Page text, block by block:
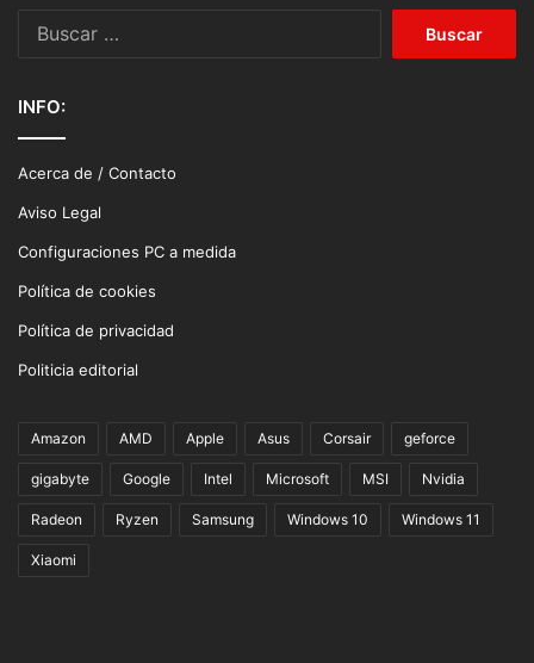
INFO:
Acerca de / Contacto
Aviso Legal
Configuraciones PC a medida
Política de cookies
Política de privacidad
Politicia editorial
Amazon AMD Apple Asus Corsair geforce
gigabyte Google Intel Microsoft MSI Nvidia
Radeon Ryzen Samsung Windows 10 Windows 11
Xiaomi